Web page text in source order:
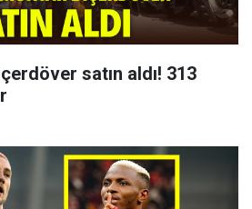
satın aldı! 313